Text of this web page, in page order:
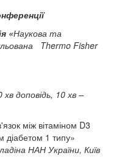
«Наукова та
Thermo Fisher
хв доповідь, 10 хв –
між вітаміном D3
1 типу»
НАН України, Київ